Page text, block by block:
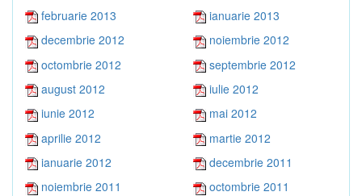
februarie 2013
ianuarie 2013
decembrie 2012
noiembrie 2012
octombrie 2012
septembrie 2012
august 2012
iulie 2012
iunie 2012
mai 2012
aprilie 2012
martie 2012
ianuarie 2012
decembrie 2011
noiembrie 2011
octombrie 2011